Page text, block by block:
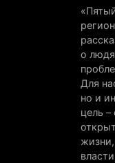
о
Для
но и
цель